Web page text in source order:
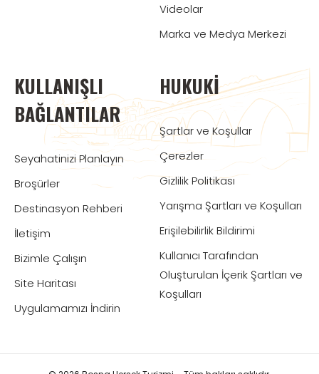
Videolar
Marka ve Medya Merkezi
KULLANIŞLI
BAĞLANTILAR
Seyahatinizi Planlayın
Broşürler
Destinasyon Rehberi
İletişim
Bizimle Çalışın
Site Haritası
Uygulamamızı İndirin
HUKUKI
Şartlar ve Koşullar
Çerezler
Gizlilik Politikası
Yarışma Şartları ve Koşulları
Erişilebilirlik Bildirimi
Kullanıcı Tarafından
Oluşturulan İçerik Şartları ve
Koşulları